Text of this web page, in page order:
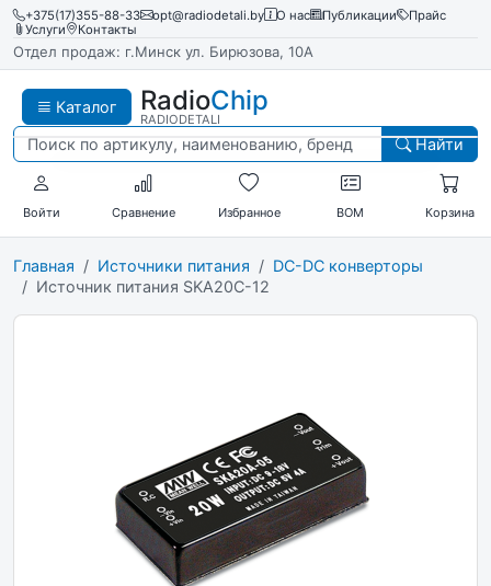
+375(17)355-88-33 opt@radiodetali.by О нас Публикации
Прайс
Услуги
Контакты
Отдел продаж: г.Минск ул. Бирюзова, 10А
Каталог RadioChip
RADIODETALI
Найти
Войти Сравнение Избранное BOM Корзина
Главная Источники питания
DC-DC конверторы
Источник питания SKA20C-12